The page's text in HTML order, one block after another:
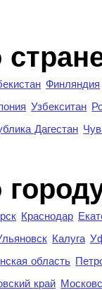
Финляндия
Узбекситан
Дагестан
Краснодар
Калуга
область
край